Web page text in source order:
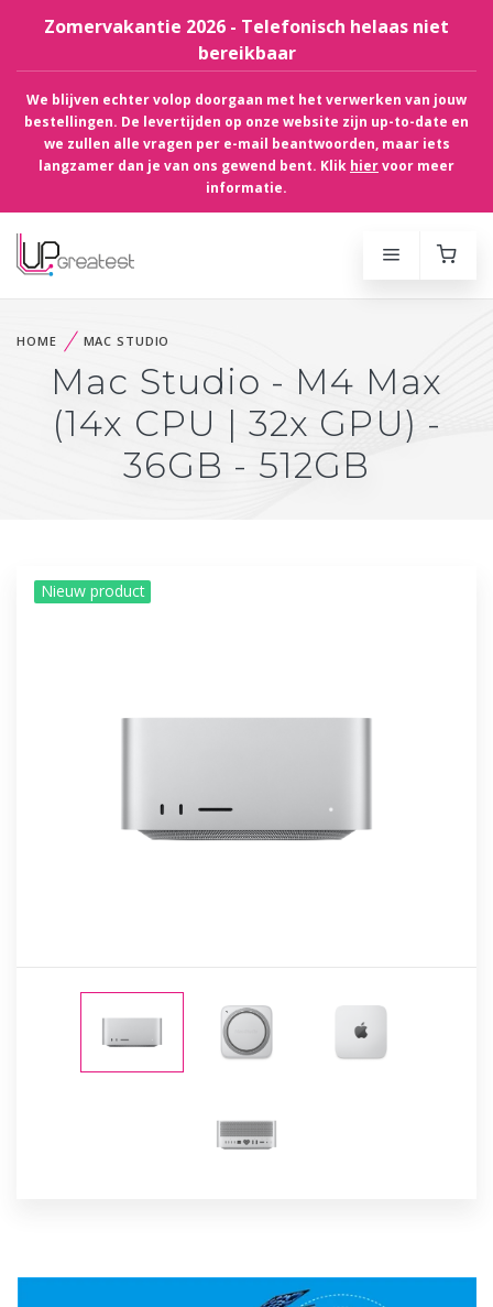
Zomervakantie 2026 - Telefonisch helaas niet
bereikbaar
We blijven echter volop doorgaan met het verwerken van jouw
bestellingen. De levertijden op onze website zijn up-to-date en
we zullen alle vragen per e-mail beantwoorden, maar iets
langzamer dan je van ons gewend bent. Klik hiervoor meer
informatie.
HOME MAC STUDIO
Mac Studio - M4 Max
(14x CPU | 32x GPU) -
36GB - 512GB
Nieuw product